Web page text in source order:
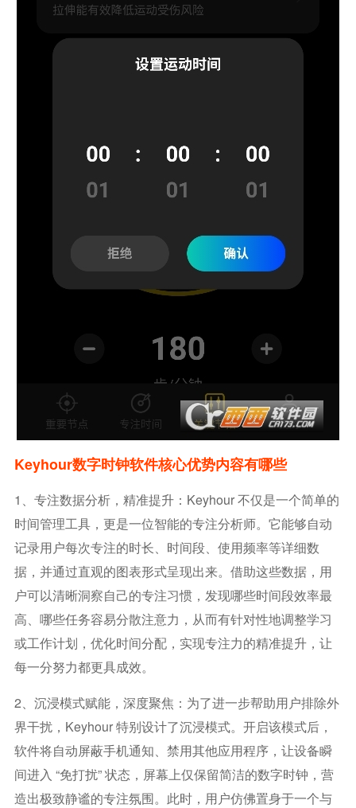
Keyhour数字时钟软件核心优势内容有哪些
1、专注数据分析，精准提升：Keyhour 不仅是一个简单的
时间管理工具，更是一位智能的专注分析师。它能够自动
记录用户每次专注的时长、时间段、使用频率等详细数
据，并通过直观的图表形式呈现出来。借助这些数据，用
户可以清晰洞察自己的专注习惯，发现哪些时间段效率最
高、哪些任务容易分散注意力，从而有针对性地调整学习
或工作计划，优化时间分配，实现专注力的精准提升，让
每一分努力都更具成效。
2、沉浸模式赋能，深度聚焦：为了进一步帮助用户排除外
界干扰，Keyhour 特别设计了沉浸模式。开启该模式后，
软件将自动屏蔽手机通知、禁用其他应用程序，让设备瞬
间进入 “免打扰” 状态，屏幕上仅保留简洁的数字时钟，营
造出极致静谧的专注氛围。此时，用户仿佛置身于一个与